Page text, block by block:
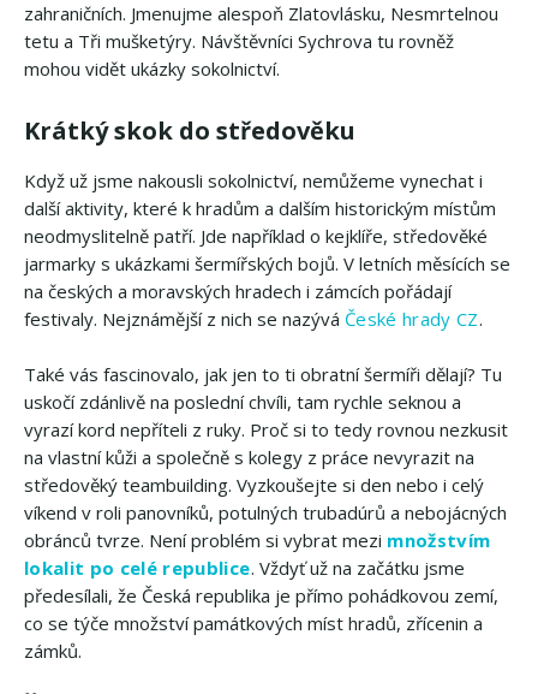
zahraničních. Jmenujme alespoň Zlatovlásku, Nesmrtelnou
tetu a Tři mušketýry. Návštěvníci Sychrova tu rovněž
mohou vidět ukázky sokolnictví.
Krátký skok do středověku
Když už jsme nakousli sokolnictví, nemůžeme vynechat i
další aktivity, které k hradům a dalším historickým místům
neodmyslitelně patří. Jde například o kejklíře, středověké
jarmarky s ukázkami šermířských bojů. V letních měsících se
na českých a moravských hradech i zámcích pořádají
festivaly. Nejznámější z nich se nazývá České hrady CZ.
Také vás fascinovalo, jak jen to ti obratní šermíři dělají? Tu
uskočí zdánlivě na poslední chvíli, tam rychle seknou a
vyrazí kord nepříteli z ruky. Proč si to tedy rovnou nezkusit
na vlastní kůži a společně s kolegy z práce nevyrazit na
středověký teambuilding. Vyzkoušejte si den nebo i celý
víkend v roli panovníků, potulných trubadúrů a nebojácných
obránců tvrze. Není problém si vybrat mezi množstvím
lokalit po celé republice. Vždyť už na začátku jsme
předesílali, že Česká republika je přímo pohádkovou zemí,
co se týče množství památkových míst hradů, zřícenin a
zámků.